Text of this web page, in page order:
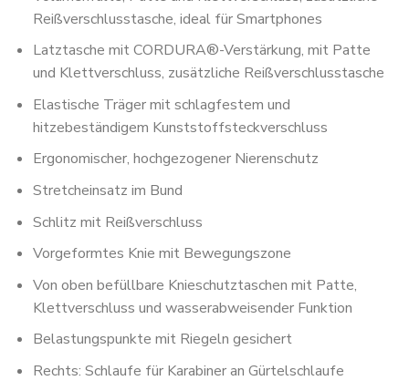
Reißverschlusstasche, ideal für Smartphones
Latztasche mit CORDURA®-Verstärkung, mit Patte
und Klettverschluss, zusätzliche Reißverschlusstasche
Elastische Träger mit schlagfestem und
hitzebeständigem Kunststoffsteckverschluss
Ergonomischer, hochgezogener Nierenschutz
Stretcheinsatz im Bund
Schlitz mit Reißverschluss
Vorgeformtes Knie mit Bewegungszone
Von oben befüllbare Knieschutztaschen mit Patte,
Klettverschluss und wasserabweisender Funktion
Belastungspunkte mit Riegeln gesichert
Rechts: Schlaufe für Karabiner an Gürtelschlaufe